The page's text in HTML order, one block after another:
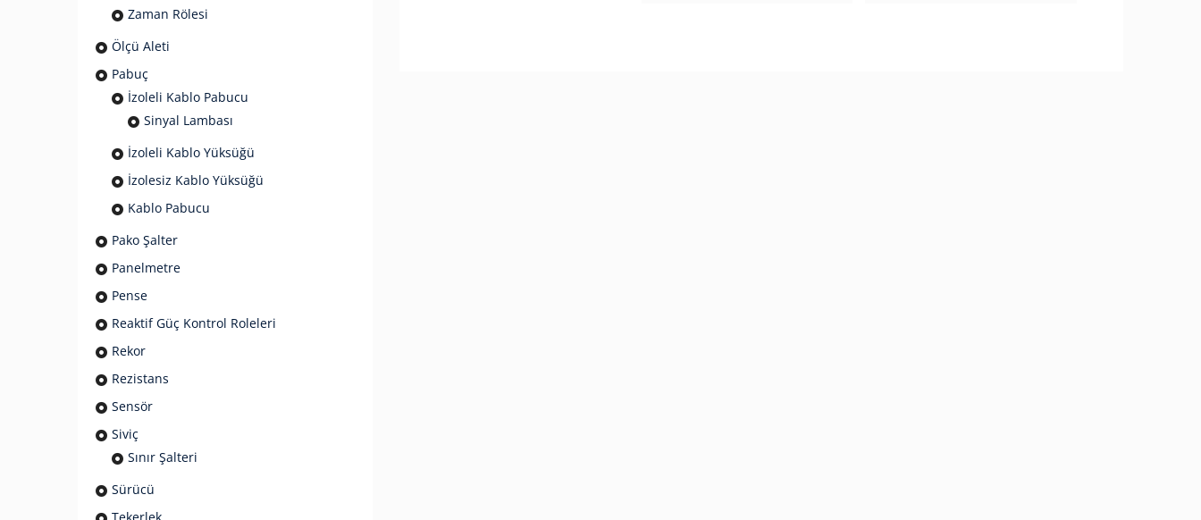
Zaman Rölesi
Ölçü Aleti
Pabuç
İzoleli Kablo Pabucu
Sinyal Lambası
İzoleli Kablo Yüksüğü
İzolesiz Kablo Yüksüğü
Kablo Pabucu
Pako Şalter
Panelmetre
Pense
Reaktif Güç Kontrol Roleleri
Rekor
Rezistans
Sensör
Siviç
Sınır Şalteri
Sürücü